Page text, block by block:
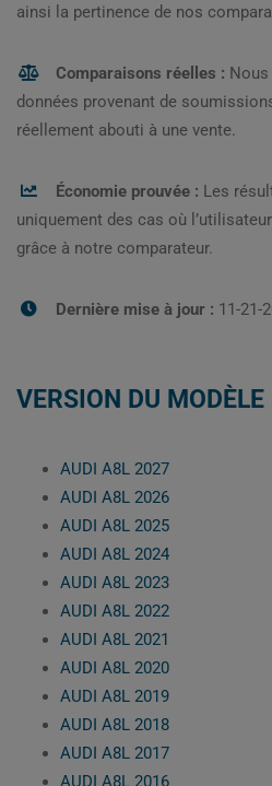
ainsi la pertinence de nos
Comparaisons réelles : Nous
données provenant de
réellement abouti à une vente.
Économie prouvée : Les
uniquement des cas où
grâce à notre comparateur.
Dernière mise à jour : 11-21-
VERSION DU
AUDI A8L 2027
AUDI A8L 2026
AUDI A8L 2025
AUDI A8L 2024
AUDI A8L 2023
AUDI A8L 2022
AUDI A8L 2021
AUDI A8L 2020
AUDI A8L 2019
AUDI A8L 2018
AUDI A8L 2017
AUDI A8L 2016